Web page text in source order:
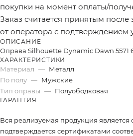
покупки на момент оплаты/
Заказ считается принятым
от оператора с подтверждением
ОПИСАНИЕ
Оправа Silhouette Dynamic Dawn 5571
ХАРАКТЕРИСТИКИ
Материал — Металл
По полу — Мужские
Тип оправы — Полуободковая
ГАРАНТИЯ
Вся реализуемая продукция является
подтверждается сертификатами